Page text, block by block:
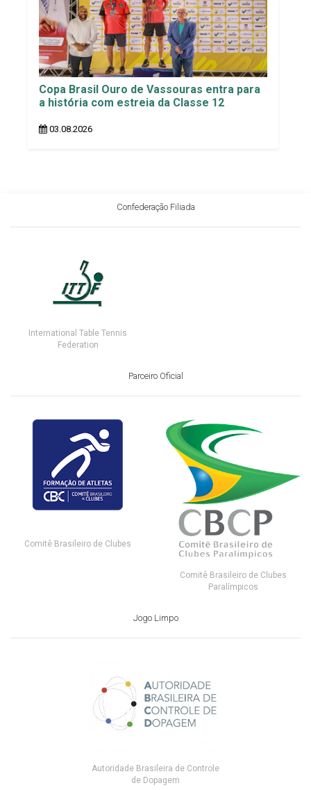
Copa Brasil Ouro de Vassouras entra para
a história com estreia da Classe 12
03.08.2026
Confederação Filiada
International Table Tennis
Federation
Parceiro Oficial
Comitê Brasileiro de Clubes
Comitê Brasileiro de Clubes
Paralímpicos
Jogo Limpo
Autoridade Brasileira de Controle
de Dopagem